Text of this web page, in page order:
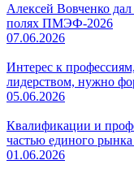
Алексей Вовченко
полях ПМЭФ-2026
07.06.2026
Интерес к
лидерством, нужно
05.06.2026
Квалификации и
частью единого
01.06.2026